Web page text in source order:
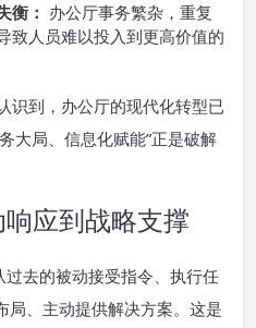
衡： 办公厅事务繁杂，重复
致人员难以投入到更高价值的
识到，办公厅的现代化转型已
大局、信息化赋能”正是破解
应到战略支撑
过去的被动接受指令、执行任
局、主动提供解决方案。这是